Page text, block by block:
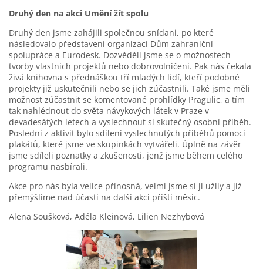
Druhý den na akci Umění žít spolu
Druhý den jsme zahájili společnou snídani, po které
následovalo představení organizací Dům zahraniční
spolupráce a Eurodesk. Dozvěděli jsme se o možnostech
tvorby vlastních projektů nebo dobrovolničení. Pak nás čekala
živá knihovna s přednáškou tří mladých lidí, kteří podobné
projekty již uskutečnili nebo se jich zúčastnili. Také jsme měli
možnost zúčastnit se komentované prohlídky Pragulic, a tím
tak nahlédnout do světa návykových látek v Praze v
devadesátých letech a vyslechnout si skutečný osobní příběh.
Poslední z aktivit bylo sdílení vyslechnutých příběhů pomocí
plakátů, které jsme ve skupinkách vytvářeli. Úplně na závěr
jsme sdíleli poznatky a zkušenosti, jenž jsme během celého
programu nasbírali.
Akce pro nás byla velice přínosná, velmi jsme si ji užily a již
přemýšlíme nad účastí na další akci příští měsíc.
Alena Soušková, Adéla Kleinová, Lilien Nezhybová